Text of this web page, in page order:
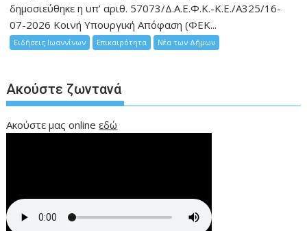
δημοσιεύθηκε η υπ’ αριθ. 57073/Δ.Α.Ε.Φ.Κ.-Κ.Ε./Α325/16-
07-2026 Κοινή Υπουργική Απόφαση (ΦΕΚ...
Ειδήσεις Ιωαννίνων Επικαιρότητα Νέα των Δήμων
Ακούστε ζωντανά
Ακούστε μας onlineεδώ